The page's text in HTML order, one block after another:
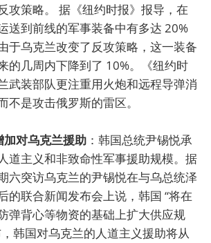
攻策略。 据《纽约时报》报导，在
送到前线的军事装备中有多达 20%
于乌克兰改变了反攻策略，这一装备
的几周内下降到了 10%。《纽约时
武装部队更注重用火炮和远程导弹消
不是攻击俄罗斯的雷区。
对乌克兰援助 ：韩国总统尹锡悦承
道主义和非致命性军事援助规模。据
六突访乌克兰的尹锡悦在与乌总统泽
的联合新闻发布会上说，韩国 “将在
弹背心等物资的基础上扩大供应规
韩国对乌克兰的人道主义援助将从